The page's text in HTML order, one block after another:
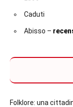
Caduti
Abisso –
Folklore: una